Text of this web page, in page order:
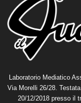
Laboratorio Mediatico
Via Morelli 26/28.
20/12/2018 presso il